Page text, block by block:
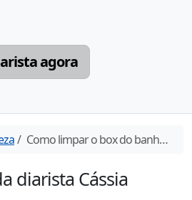
agora
Como limpar o box do banheiro
diarista Cássia